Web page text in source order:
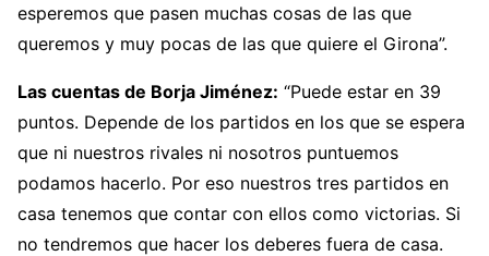
esperemos que pasen muchas cosas de las que
queremos y muy pocas de las que quiere el Girona”.
Las cuentas de Borja Jiménez: “Puede estar en 39
puntos. Depende de los partidos en los que se espera
que ni nuestros rivales ni nosotros puntuemos
podamos hacerlo. Por eso nuestros tres partidos en
casa tenemos que contar con ellos como victorias. Si
no tendremos que hacer los deberes fuera de casa.